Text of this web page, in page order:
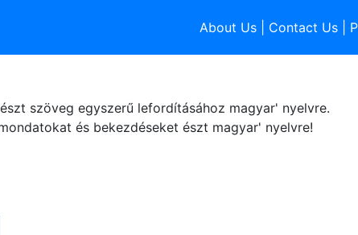
About Us Contact Us
szöveg egyszerű lefordításához magyar' nyelvre.
és bekezdéseket észt magyar' nyelvre!